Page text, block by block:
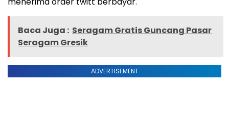
Baca Juga : Seragam Gratis Guncang Pasar
Seragam Gresik
ADVERTISEMENT